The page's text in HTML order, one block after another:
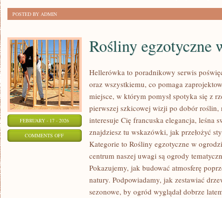
POSTED BY ADMIN
FEBRUARY - 17 - 2026
COMMENTS OFFON
EGZOTYCZNE
Rośliny egzotyczne
Hellerówka to poradnikowy serwis
oraz wszystkiemu, co pomaga
miejsce, w którym pomysł spotyka się z
pierwszej szkicowej wizji po dobór roślin,
interesuje Cię francuska elegancja, leśna
znajdziesz tu wskazówki, jak przełożyć
Kategorie to Rośliny egzotyczne w
centrum naszej uwagi są ogrody
Pokazujemy, jak budować atmosferę
natury. Podpowiadamy, jak zestawiać
sezonowe, by ogród wyglądał dobrze